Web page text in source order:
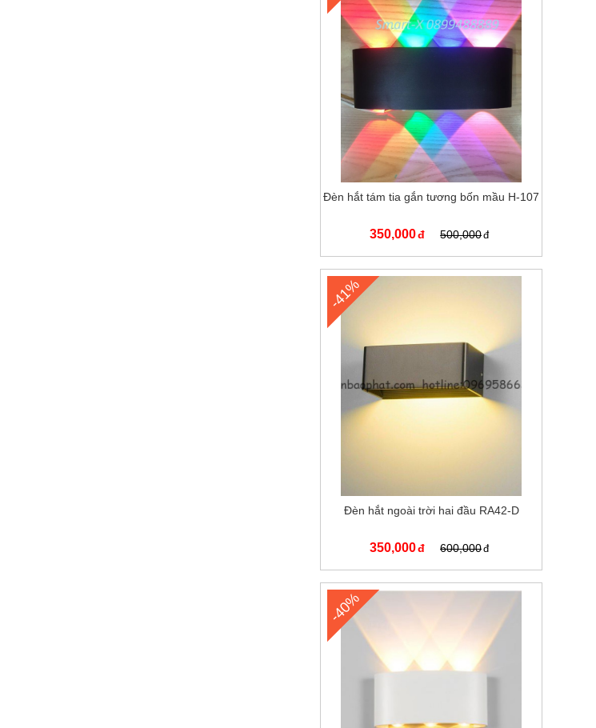
Đèn hắt tám tia gắn tương bốn mầu H-107
350,000 500,000
-41%
Đèn hắt ngoài trời hai đầu RA42-D
350,000 600,000
-40%